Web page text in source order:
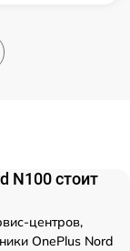
N100 стоит
центров,
OnePlus Nord